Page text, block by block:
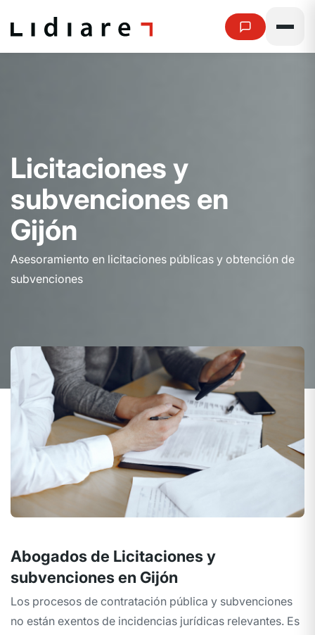
Licitaciones y
subvenciones en
Gijón
Asesoramiento en licitaciones públicas y obtención de
subvenciones
Abogados de Licitaciones y
subvenciones en Gijón
Los procesos de contratación pública y subvenciones
no están exentos de incidencias jurídicas relevantes. Es